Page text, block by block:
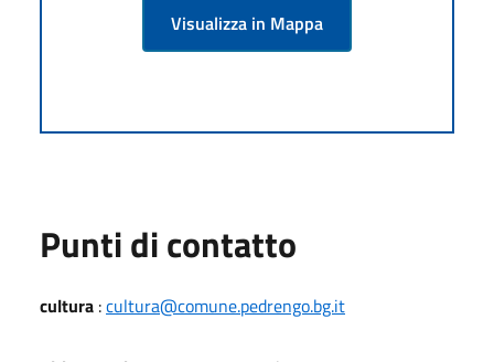
Visualizza in Mappa
Punti di contatto
cultura :cultura@comune.pedrengo.bg.it